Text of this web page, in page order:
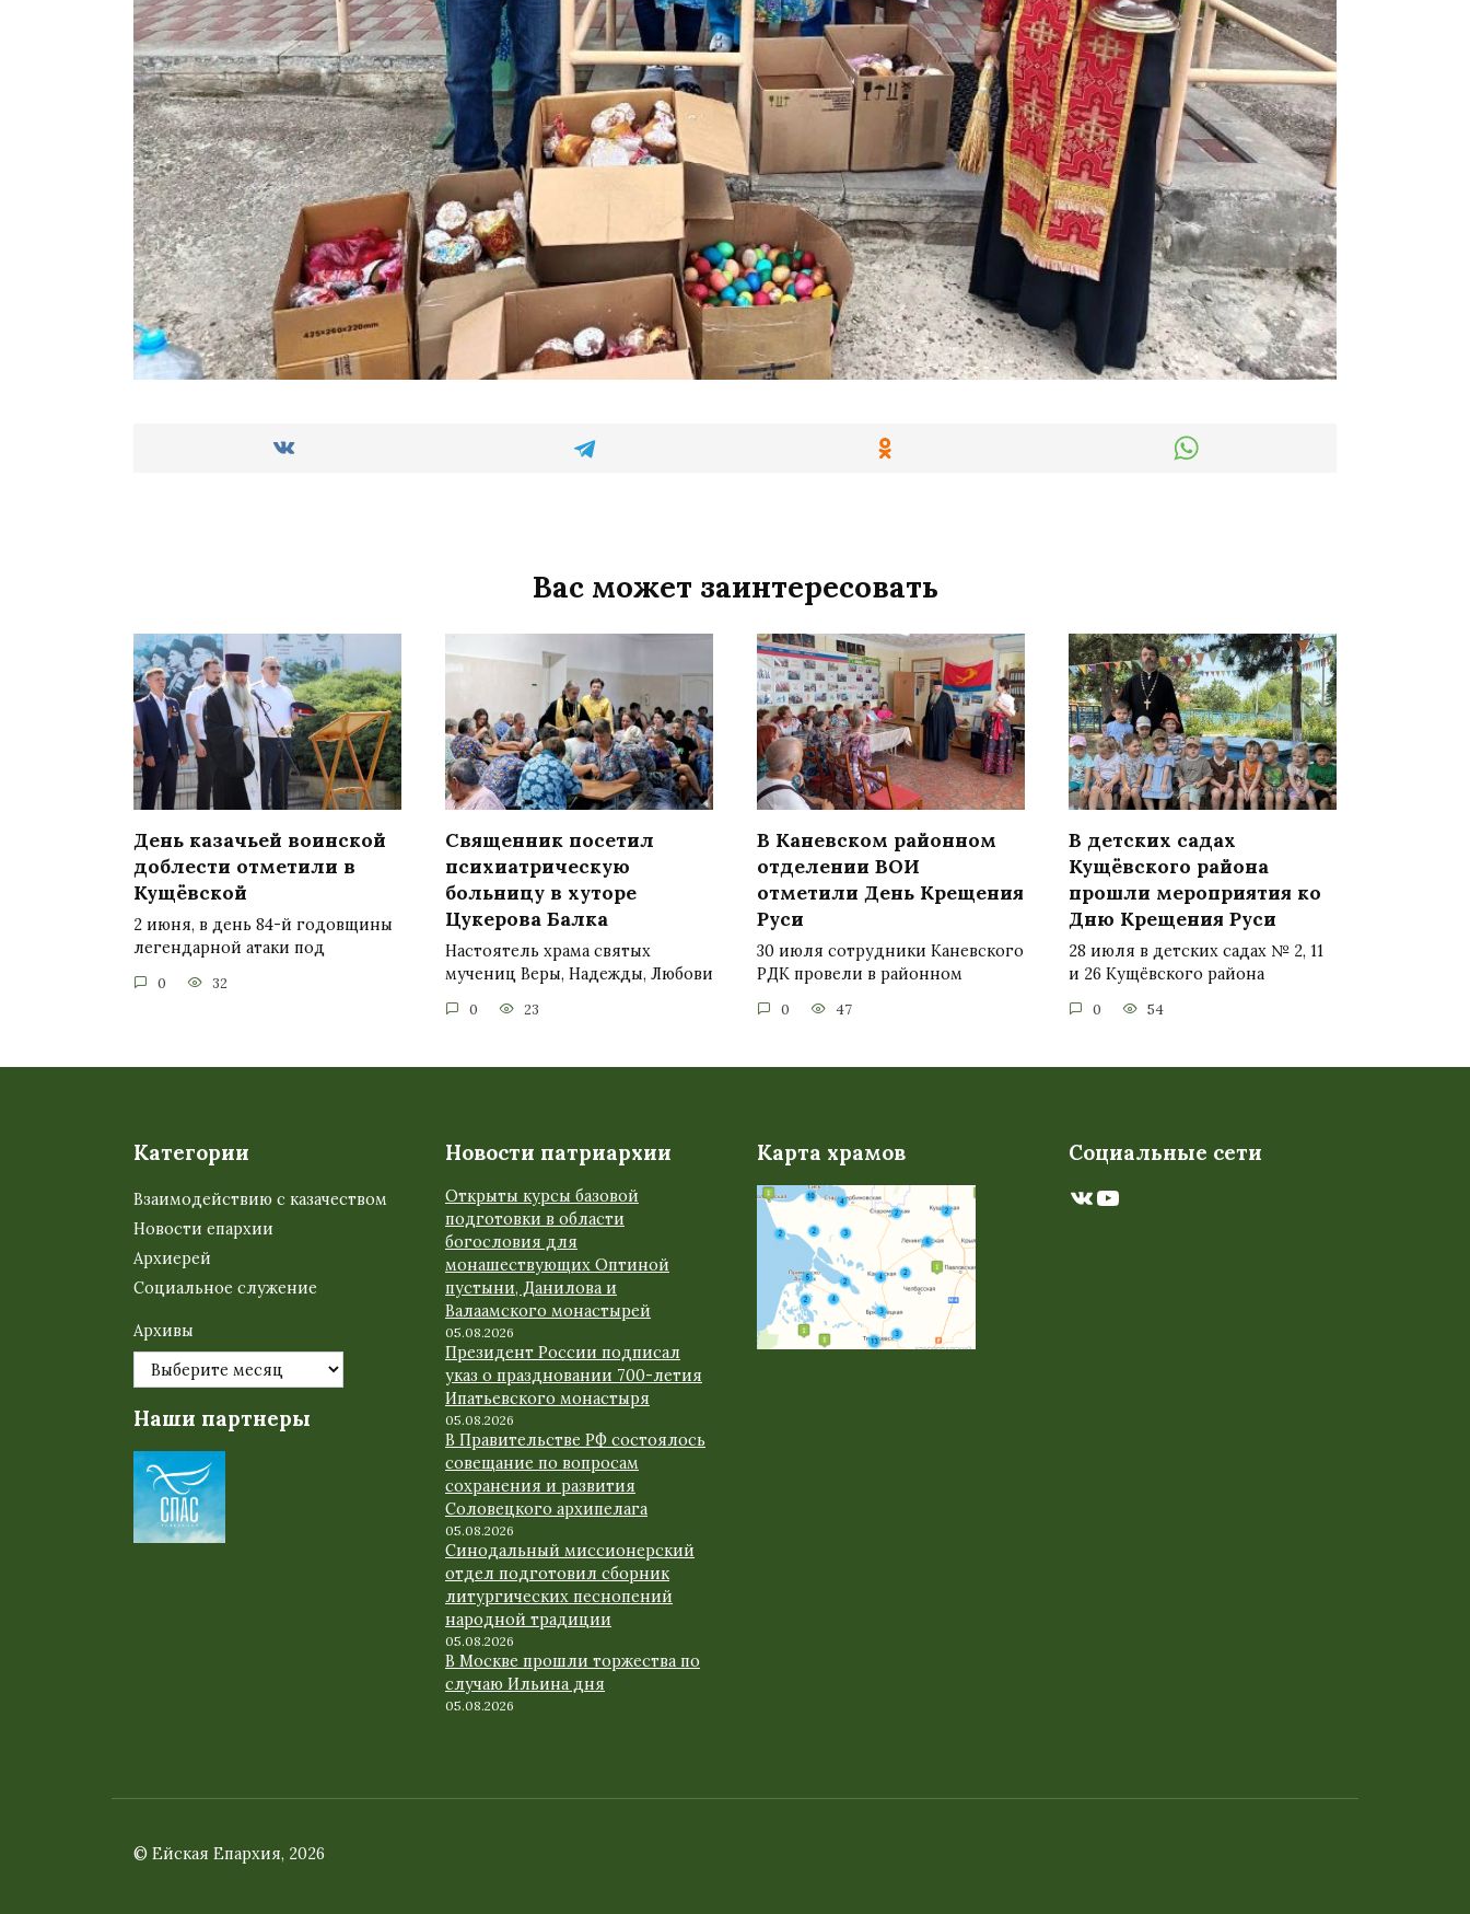
Вас может заинтересовать
День казачьей воинской
доблести отметили в
Кущёвской
2 июня, в день 84-й годовщины
легендарной атаки под
0 32
Священник посетил
психиатрическую
больницу в хуторе
Цукерова Балка
Настоятель храма святых
мучениц Веры, Надежды, Любови
0 23
В Каневском районном
отделении ВОИ
отметили День Крещения
Руси
30 июля сотрудники Каневского
РДК провели в районном
0 47
В детских садах
Кущёвского района
прошли мероприятия ко
Дню Крещения Руси
28 июля в детских садах № 2, 11
и 26 Кущёвского района
0 54
Категории
Взаимодействию с казачеством
Новости епархии
Архиерей
Социальное служение
Архивы
Наши партнеры
Новости патриархии
Открыты курсы базовой
подготовки в области
богословия для
монашествующих Оптиной
пустыни, Данилова и
Валаамского монастырей
05.08.2026
Президент России подписал
указ о праздновании 700-летия
Ипатьевского монастыря
05.08.2026
В Правительстве РФ состоялось
совещание по вопросам
сохранения и развития
Соловецкого архипелага
05.08.2026
Синодальный миссионерский
отдел подготовил сборник
литургических песнопений
народной традиции
05.08.2026
В Москве прошли торжества по
случаю Ильина дня
05.08.2026
Карта храмов Социальные сети
ВКонтакте
YouTube
© Ейская Епархия, 2026